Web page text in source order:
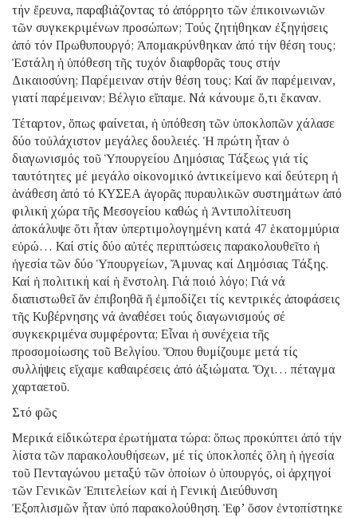
τήν ἔρευνα, παραβιάζοντας τό ἀπόρρητο τῶν ἐπικοινωνιῶν
τῶν συγκεκριμένων προσώπων; Τούς ζητήθηκαν ἐξηγήσεις
ἀπό τόν Πρωθυπουργό; Ἀπομακρύνθηκαν ἀπό τήν θέση τους;
Ἐστάλη ἡ ὑπόθεση τῆς τυχόν διαφθορᾶς τους στήν
Δικαιοσύνη; Παρέμειναν στήν θέση τους; Καί ἄν παρέμειναν,
γιατί παρέμειναν; Βέλγιο εἴπαμε. Νά κάνουμε ὅ,τι ἔκαναν.
Τέταρτον, ὅπως φαίνεται, ἡ ὑπόθεση τῶν ὑποκλοπῶν χάλασε
δύο τοὐλάχιστον μεγάλες δουλειές. Ἡ πρώτη ἦταν ὁ
διαγωνισμός τοῦ Ὑπουργείου Δημόσιας Τάξεως γιά τίς
ταυτότητες μέ μεγάλο οἰκονομικό ἀντικείμενο καί δεύτερη ἡ
ἀνάθεση ἀπό τό ΚΥΣΕΑ ἀγορᾶς πυραυλικῶν συστημάτων ἀπό
φιλική χώρα τῆς Μεσογείου καθώς ἡ Ἀντιπολίτευση
ἀποκάλυψε ὅτι ἦταν ὑπερτιμολογημένη κατά 47 ἑκατομμύρια
εὐρώ… Καί στίς δύο αὐτές περιπτώσεις παρακολουθεῖτο ἡ
ἡγεσία τῶν δύο Ὑπουργείων, Ἄμυνας καί Δημόσιας Τάξης.
Καί ἡ πολιτική καί ἡ ἔνστολη. Γιά ποιό λόγο; Γιά νά
διαπιστωθεῖ ἄν ἐπιβοηθᾶ ἤ ἐμποδίζει τίς κεντρικές ἀποφάσεις
τῆς Κυβέρνησης νά ἀναθέσει τούς διαγωνισμούς σέ
συγκεκριμένα συμφέροντα; Εἶναι ἡ συνέχεια τῆς
προσομοίωσης τοῦ Βελγίου. Ὅπου θυμίζουμε μετά τίς
συλλήψεις εἴχαμε καθαιρέσεις ἀπό ἀξιώματα. Ὄχι… πέταγμα
χαρταετοῦ.
Στό φῶς
Μερικά εἰδικώτερα ἐρωτήματα τώρα: ὅπως προκύπτει ἀπό τήν
λίστα τῶν παρακολουθήσεων, μέ τίς ὑποκλοπές ὅλη ἡ ἡγεσία
τοῦ Πενταγώνου μεταξύ τῶν ὁποίων ὁ ὑπουργός, οἱ ἀρχηγοί
τῶν Γενικῶν Ἐπιτελείων καί ἡ Γενική Διεύθυνση
Ἐξοπλισμῶν ἦταν ὑπό παρακολούθηση. Ἐφ’ ὅσον ἐντοπίστηκε